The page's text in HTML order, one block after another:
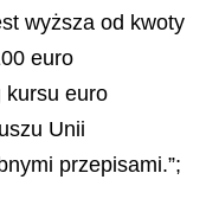
wyższa od kwoty
euro
kursu euro
Unii
przepisami.”;